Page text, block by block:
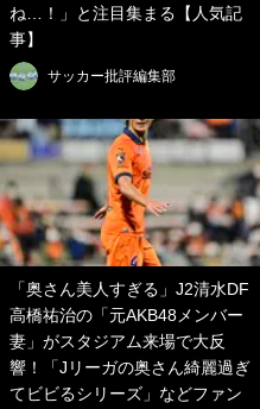
ね…！」と注目集まる【人気記
事】
サッカー批評編集部
「奥さん美人すぎる」J2清水DF
高橋祐治の「元AKB48メンバー
妻」がスタジアム来場で大反
響！「Jリーガの奥さん綺麗過ぎ
てビビるシリーズ」などファン